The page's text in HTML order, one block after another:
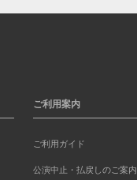
ご利用案内
ご利用ガイド
公演中止・払戻しのご案内